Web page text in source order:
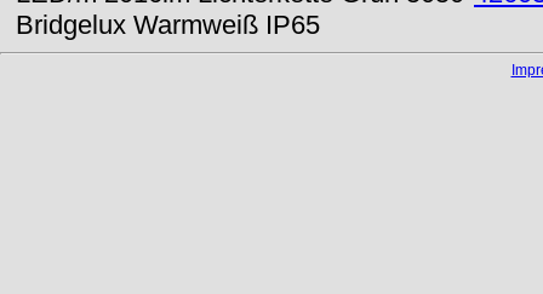
Bridgelux Warmweiß IP65